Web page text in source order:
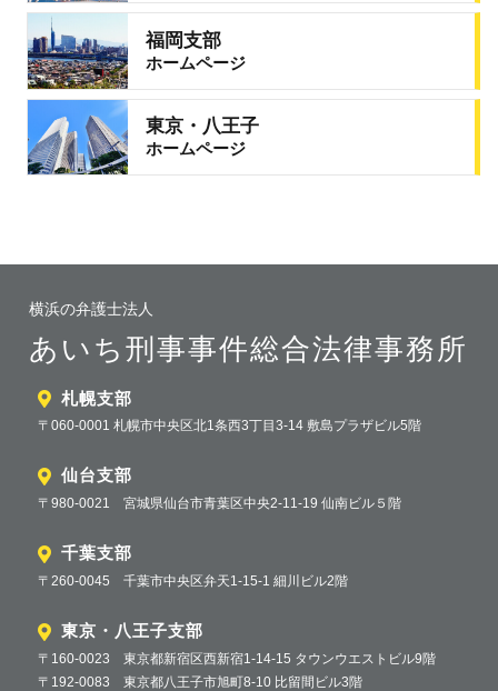
福岡支部
ホームページ
東京・八王子
ホームページ
横浜の弁護士法人
あいち刑事事件総合法律事務所
札幌支部
〒060-0001 札幌市中央区北1条西3丁目3-14 敷島プラザビル5階
仙台支部
〒980-0021 宮城県仙台市青葉区中央2-11-19 仙南ビル５階
千葉支部
〒260-0045 千葉市中央区弁天1-15-1 細川ビル2階
東京・八王子支部
〒160-0023 東京都新宿区西新宿1-14-15 タウンウエストビル9階
〒192-0083 東京都八王子市旭町8-10 比留間ビル3階